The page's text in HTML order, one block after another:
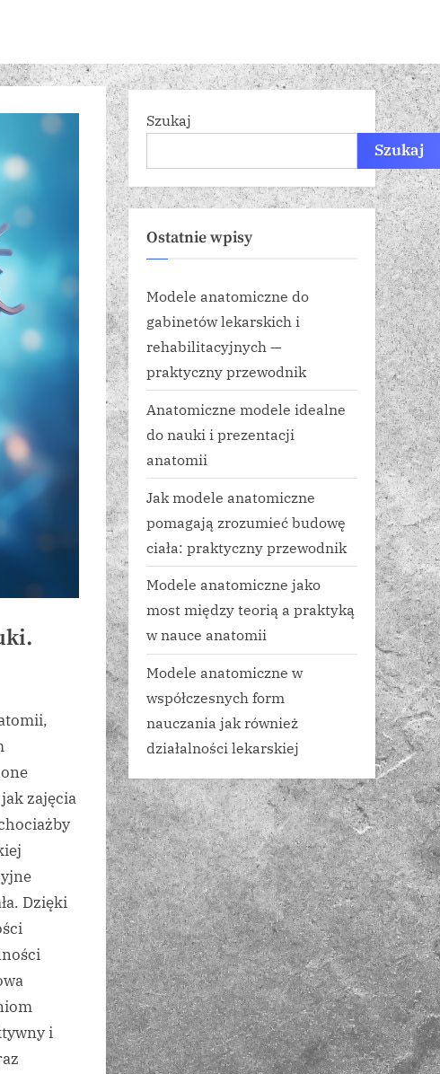
zajęcia
Dzięki
i
Szukaj
Szukaj
Ostatnie wpisy
Modele anatomiczne do
gabinetów lekarskich i
rehabilitacyjnych —
praktyczny przewodnik
Anatomiczne modele idealne
do nauki i prezentacji
anatomii
Jak modele anatomiczne
pomagają zrozumieć budowę
ciała: praktyczny przewodnik
Modele anatomiczne jako
most między teorią a praktyką
w nauce anatomii
Modele anatomiczne w
współczesnych form
nauczania jak również
działalności lekarskiej